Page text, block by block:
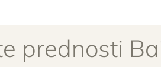
prednosti